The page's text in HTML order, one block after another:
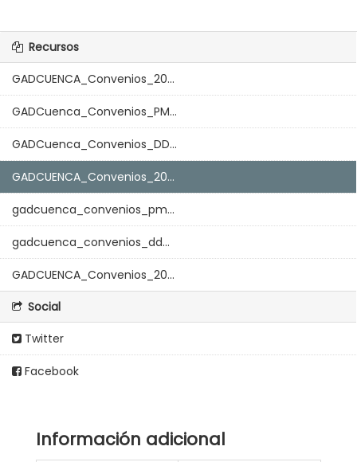
Recursos
GADCUENCA_Convenios_20...
GADCuenca_Convenios_PM...
GADCuenca_Convenios_DD...
GADCUENCA_Convenios_20...
gadcuenca_convenios_pm...
gadcuenca_convenios_dd...
GADCUENCA_Convenios_20...
Social
Twitter
Facebook
Información adicional